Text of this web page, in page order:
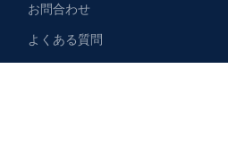
お問合わせ
よくある質問